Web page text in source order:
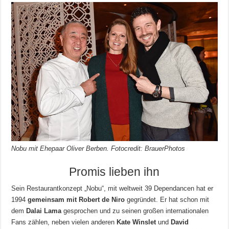
Nobu mit Ehepaar Oliver Berben. Fotocredit: BrauerPhotos
Promis lieben ihn
Sein Restaurantkonzept „Nobu“, mit weltweit 39 Dependancen hat er
1994gemeinsam mit Robert de Niro gegründet. Er hat schon mit
dem Dalai Lamagesprochen und zu seinen großen internationalen
Fans zählen, neben vielen anderen Kate Winsletund David